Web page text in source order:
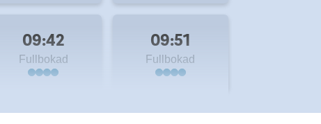
09:42
Fullbokad
09:51
Fullbokad